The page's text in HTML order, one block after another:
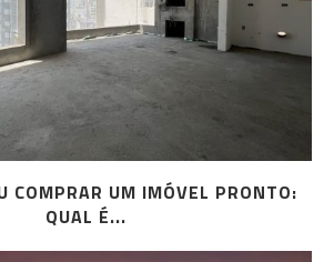
COMPRAR UM IMÓVEL PRONTO:
QUAL É...